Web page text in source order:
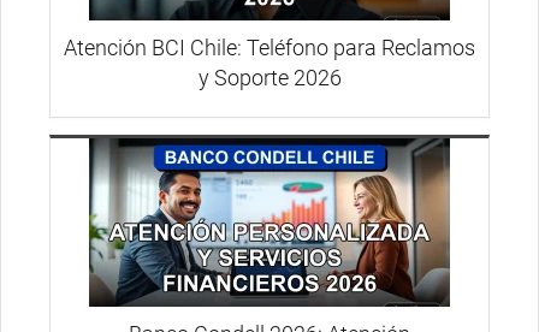
Atención BCI Chile: Teléfono para Reclamos
y Soporte 2026